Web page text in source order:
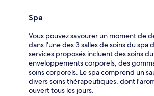
Spa
Vous pouvez savourer un moment de
dans l'une des 3 salles de soins du spa
services proposés incluent des soins
enveloppements corporels, des
soins corporels. Le spa comprend un
divers soins thérapeutiques, dont
ouvert tous les jours.